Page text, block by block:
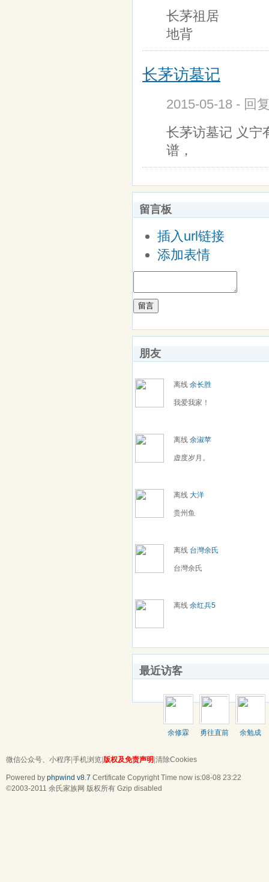
长茅祖居 长茅
地背
长茅访墓记
2015-05-18 - 回
长茅访墓记 义宁
谱，
留言板
插入url链接
添加表情
留言
朋友
离线 余长胜
我爱我家！
离线 余淑苹
虚度岁月。
离线 大洋
贵州鱼
离线 台灣余氏
台灣余氏
离线 余红兵5
最近访客
余修霖 勇往直前 余勉成
微信公众号、小程序 手机浏览 版权及免责声明 清除Cookies
Powered by phpwind v8.7 Certificate Copyright Time now is:08-08 23:22
©2003-2011 余氏家族网 版权所有 Gzip disabled